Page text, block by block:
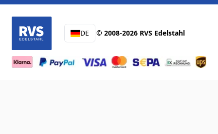
DE © 2008-2026 RVS Edelstahl